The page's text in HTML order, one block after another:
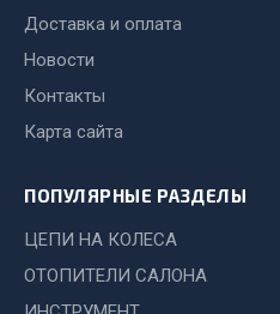
Тормозная система
Запчасти ЯМЗ
Система питания
Доставка и оплата
Новости
Контакты
Карта сайта
ПОПУЛЯРНЫЕ РАЗДЕЛЫ
ЦЕПИ НА КОЛЕСА
ОТОПИТЕЛИ САЛОНА